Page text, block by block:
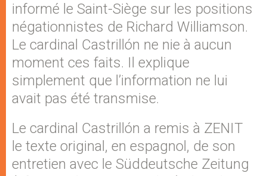
informé le Saint-Siège sur les positions
négationnistes de Richard Williamson.
Le cardinal Castrillón ne nie à aucun
moment ces faits. Il explique
simplement que l’information ne lui
avait pas été transmise.
Le cardinal Castrillón a remis à ZENIT
le texte original, en espagnol, de son
entretien avec le Süddeutsche Zeitung